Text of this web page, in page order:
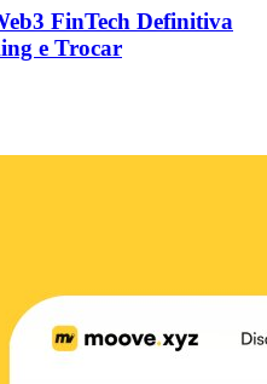
FinTech Definitiva
e Trocar